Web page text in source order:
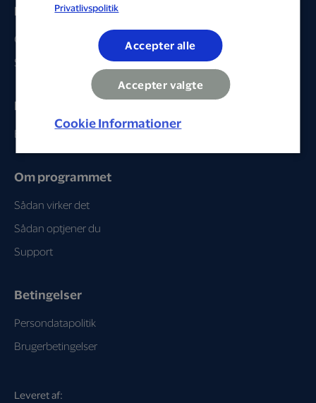
Leveret af:
Privat
Gå til profil
Se partnere
Erhverv
Bliv partner
Om programmet
Sådan virker det
Sådan optjener du
Support
Betingelser
Persondatapolitik
Brugerbetingelser
Privatlivspolitik
Accepter alle
Accepter valgte
Cookie Informationer